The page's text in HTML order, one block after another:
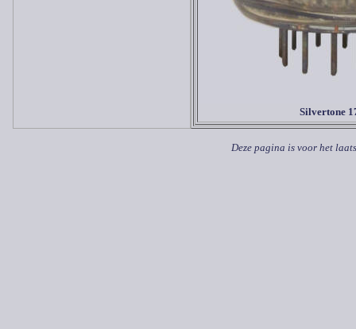
Silvertone
Deze pagina is voor het